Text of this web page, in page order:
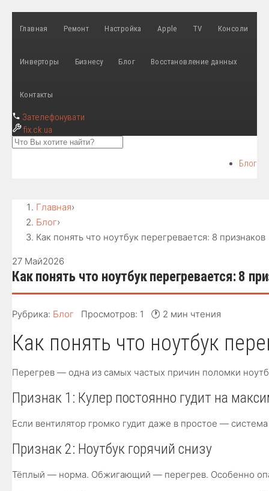
Главная Ремонт Настройка Apple TV Консоли
Инверторы Бизнесу Блог Восстановление данных
Контакты
Зателефонувати
fix.ck.ua
Блог
Главная›
Блог›
Как понять что ноутбук перегревается: 8 признаков
27 Май2026
Как понять что ноутбук перегревается: 8
Рубрика: Блог Просмотров: 1 🕐 2 мин чтения
Как понять что ноутбук
Перегрев — одна из самых частых причин поломки
Признак 1: Кулер постоянно гудит на
Если вентилятор громко гудит даже в простое —
Признак 2: Ноутбук горячий снизу
Тёплый — норма. Обжигающий — перегрев. Особенно